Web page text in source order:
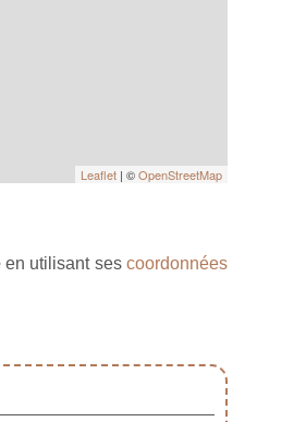
Leaflet | ©OpenStreetMap
en utilisant sescoordonnées